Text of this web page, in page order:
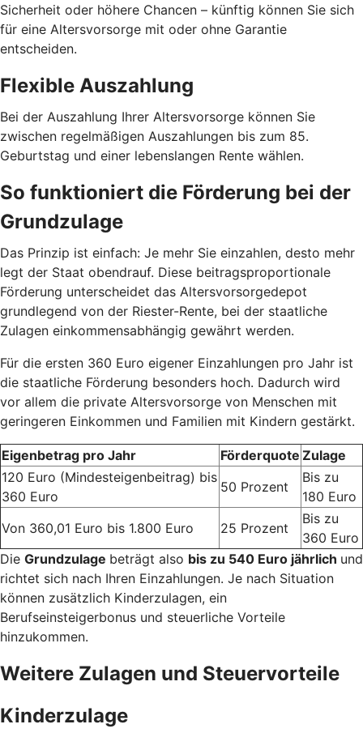
Sicherheit oder höhere Chancen – künftig können Sie sich
für eine Altersvorsorge mit oder ohne Garantie
entscheiden.
Flexible Auszahlung
Bei der Auszahlung Ihrer Altersvorsorge können Sie
zwischen regelmäßigen Auszahlungen bis zum 85.
Geburtstag und einer lebenslangen Rente wählen.
So funktioniert die Förderung bei der
Grundzulage
Das Prinzip ist einfach: Je mehr Sie einzahlen, desto mehr
legt der Staat obendrauf. Diese beitragsproportionale
Förderung unterscheidet das Altersvorsorgedepot
grundlegend von der Riester-Rente, bei der staatliche
Zulagen einkommensabhängig gewährt werden.
Für die ersten 360 Euro eigener Einzahlungen pro Jahr ist
die staatliche Förderung besonders hoch. Dadurch wird
vor allem die private Altersvorsorge von Menschen mit
geringeren Einkommen und Familien mit Kindern gestärkt.
Eigenbetrag pro Jahr Förderquote Zulage
120 Euro (Mindesteigenbeitrag) bis
360 Euro
50 Prozent
Bis zu
180 Euro
Von 360,01 Euro bis 1.800 Euro
25 Prozent
Bis zu
360 Euro
Die Grundzulage beträgt also bis zu 540 Euro jährlich und
richtet sich nach Ihren Einzahlungen. Je nach Situation
können zusätzlich Kinderzulagen, ein
Berufseinsteigerbonus und steuerliche Vorteile
hinzukommen.
Weitere Zulagen und Steuervorteile
Kinderzulage